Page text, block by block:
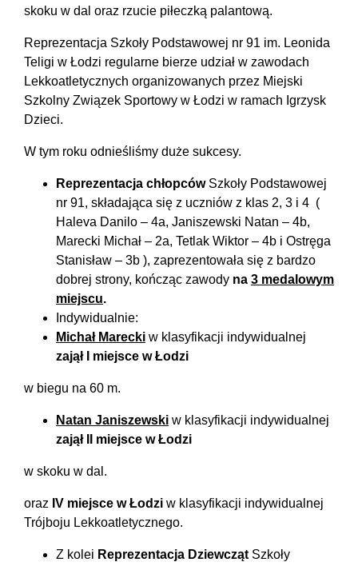
skoku w dal oraz rzucie piłeczką palantową.
Reprezentacja Szkoły Podstawowej nr 91 im. Leonida
Teligi w Łodzi regularne bierze udział w zawodach
Lekkoatletycznych organizowanych przez Miejski
Szkolny Związek Sportowy w Łodzi w ramach Igrzysk
Dzieci.
W tym roku odnieśliśmy duże sukcesy.
Reprezentacja chłopców Szkoły Podstawowej
nr 91, składająca się z uczniów z klas 2, 3 i 4 (
Haleva Danilo – 4a, Janiszewski Natan – 4b,
Marecki Michał – 2a, Tetlak Wiktor – 4b i Ostręga
Stanisław – 3b ), zaprezentowała się z bardzo
dobrej strony, kończąc zawody na 3 medalowym
miejscu.
Indywidualnie:
Michał Marecki w klasyfikacji indywidualnej
zajął I miejsce w Łodzi
w biegu na 60 m.
Natan Janiszewski w klasyfikacji indywidualnej
zajął II miejsce w Łodzi
w skoku w dal.
oraz IV miejsce w Łodzi w klasyfikacji indywidualnej
Trójboju Lekkoatletycznego.
Z kolei Reprezentacja Dziewcząt Szkoły